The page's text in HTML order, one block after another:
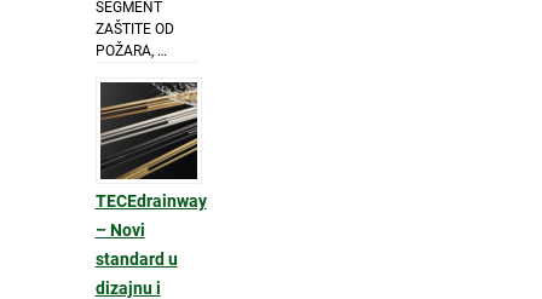
SEGMENT
ZAŠTITE OD
POŽARA, …
TECEdrainway
– Novi
standard u
dizajnu i